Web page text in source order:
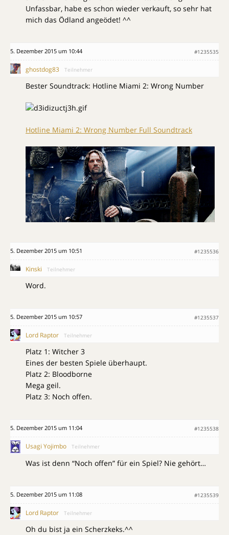
Unfassbar, habe es schon wieder verkauft, so sehr hat
mich das Ödland angeödet! ^^
5. Dezember 2015 um 10:44 #1235535
ghostdog83 Teilnehmer
Bester Soundtrack: Hotline Miami 2: Wrong Number
Hotline Miami 2: Wrong Number Full Soundtrack
5. Dezember 2015 um 10:51 #1235536
Kinski Teilnehmer
Word.
5. Dezember 2015 um 10:57 #1235537
Lord Raptor Teilnehmer
Platz 1: Witcher 3
Eines der besten Spiele überhaupt.
Platz 2: Bloodborne
Mega geil.
Platz 3: Noch offen.
5. Dezember 2015 um 11:04 #1235538
Usagi Yojimbo Teilnehmer
Was ist denn “Noch offen” für ein Spiel? Nie gehört…
5. Dezember 2015 um 11:08 #1235539
Lord Raptor Teilnehmer
Oh du bist ja ein Scherzkeks.^^